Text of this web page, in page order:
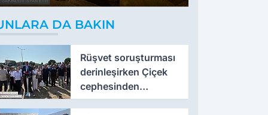
etti
DA BAKIN
Rüşvet soruşturması
derinleşirken Çiçek
cephesinden
'montaj' savunması